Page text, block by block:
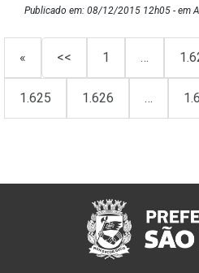
Publicado em: 08/12/2015 12h05 - em
« << 1 …
1.625 1.626 …